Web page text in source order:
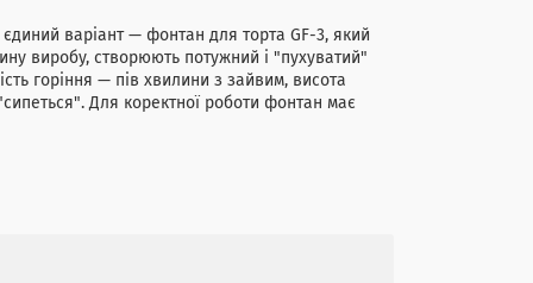
варіант — фонтан для торта GF-3, який
виробу, створюють потужний і "пухуватий"
горіння — пів хвилини з зайвим, висота
Для коректної роботи фонтан має